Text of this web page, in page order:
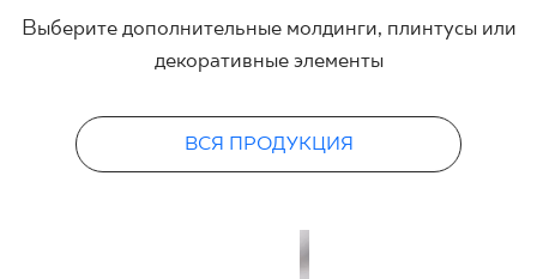
Выберите дополнительные молдинги, плинтусы или
декоративные элементы
ВСЯ ПРОДУКЦИЯ